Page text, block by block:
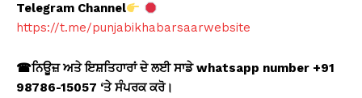
Telegram Channel
https://t.me/punjabikhabarsaarwebsite
☎ਨਿਊਜ਼ ਅਤੇ ਇਸ਼ਤਿਹਾਰਾਂ ਦੇ ਲਈ ਸਾਡੇ whatsapp number +91
98786-15057 ‘ਤੇ ਸੰਪਰਕ ਕਰੋ।